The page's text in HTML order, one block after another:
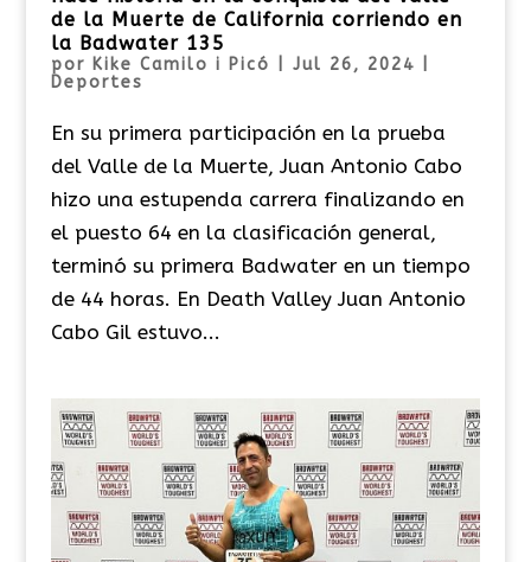
de la Muerte de California corriendo en
la Badwater 135
por Kike Camilo i Picó Jul 26, 2024
Deportes
En su primera participación en la prueba
del Valle de la Muerte, Juan Antonio Cabo
hizo una estupenda carrera finalizando en
el puesto 64 en la clasificación general,
terminó su primera Badwater en un tiempo
de 44 horas. En Death Valley Juan Antonio
Cabo Gil estuvo...